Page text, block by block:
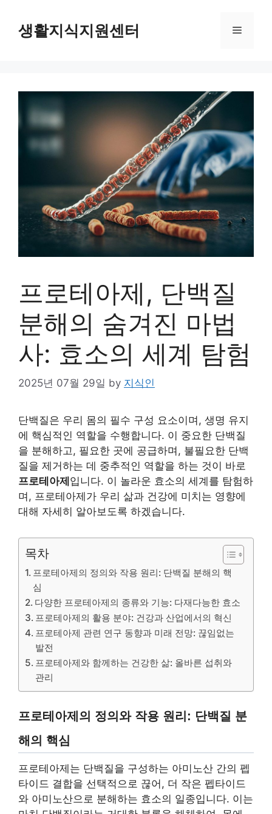
content생활지식지원센터 Menu
프로테아제, 단백질
분해의 숨겨진 마법
사: 효소의 세계 탐험
2025년 07월 29일 by 지식인
단백질은 우리 몸의 필수 구성 요소이며, 생명 유지
에 핵심적인 역할을 수행합니다. 이 중요한 단백질
을 분해하고, 필요한 곳에 공급하며, 불필요한 단백
질을 제거하는 데 중추적인 역할을 하는 것이 바로
프로테아제 입니다. 이 놀라운 효소의 세계를 탐험하
며, 프로테아제가 우리 삶과 건강에 미치는 영향에
대해 자세히 알아보도록 하겠습니다.
목차
프로테아제의 정의와 작용 원리: 단백질 분해의 핵
심
다양한 프로테아제의 종류와 기능: 다재다능한 효소
프로테아제의 활용 분야: 건강과 산업에서의 혁신
프로테아제 관련 연구 동향과 미래 전망: 끊임없는
발전
프로테아제와 함께하는 건강한 삶: 올바른 섭취와
관리
프로테아제의 정의와 작용 원리: 단백질 분
해의 핵심
프로테아제는 단백질을 구성하는 아미노산 간의 펩
타이드 결합을 선택적으로 끊어, 더 작은 펩타이드
와 아미노산으로 분해하는 효소의 일종입니다. 이는